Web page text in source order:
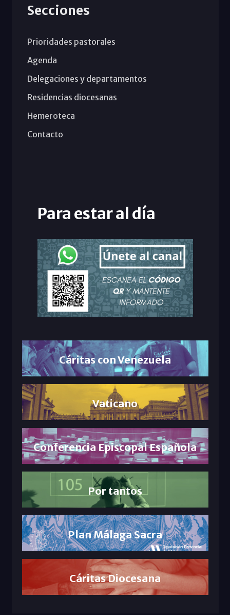
Secciones
Prioridades pastorales
Agenda
Delegaciones y departamentos
Residencias diocesanas
Hemeroteca
Contacto
Para estar al día
Cáritas con Venezuela
Vaticano
Conferencia Episcopal Española
Por tantos
Plan Málaga Sacra
Cáritas Diocesana